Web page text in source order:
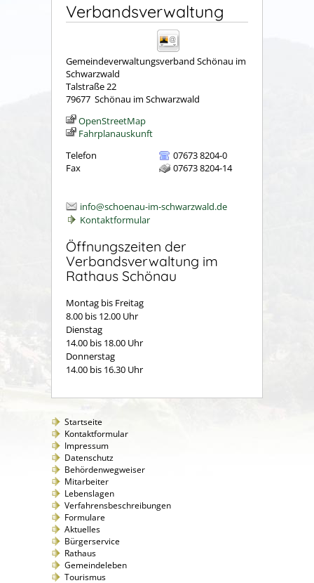
Verbandsverwaltung
Gemeindeverwaltungsverband Schönau im
Schwarzwald
Talstraße 22
79677 Schönau im Schwarzwald
OpenStreetMap
Fahrplanauskunft
Telefon
07673 8204-0
Fax
07673 8204-14
info@schoenau-im-schwarzwald.de
Kontaktformular
Öffnungszeiten der
Verbandsverwaltung im
Rathaus Schönau
Montag bis Freitag
8.00 bis 12.00 Uhr
Dienstag
14.00 bis 18.00 Uhr
Donnerstag
14.00 bis 16.30 Uhr
Startseite
Kontaktformular
Impressum
Datenschutz
Behördenwegweiser
Mitarbeiter
Lebenslagen
Verfahrensbeschreibungen
Formulare
Aktuelles
Bürgerservice
Rathaus
Gemeindeleben
Tourismus